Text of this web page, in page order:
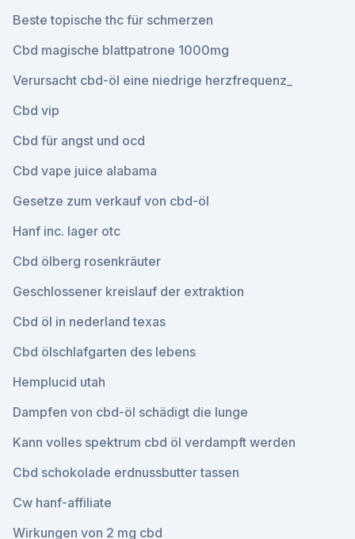
Beste topische thc für schmerzen
Cbd magische blattpatrone 1000mg
Verursacht cbd-öl eine niedrige herzfrequenz_
Cbd vip
Cbd für angst und ocd
Cbd vape juice alabama
Gesetze zum verkauf von cbd-öl
Hanf inc. lager otc
Cbd ölberg rosenkräuter
Geschlossener kreislauf der extraktion
Cbd öl in nederland texas
Cbd ölschlafgarten des lebens
Hemplucid utah
Dampfen von cbd-öl schädigt die lunge
Kann volles spektrum cbd öl verdampft werden
Cbd schokolade erdnussbutter tassen
Cw hanf-affiliate
Wirkungen von 2 mg cbd